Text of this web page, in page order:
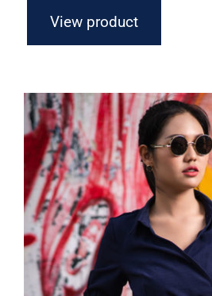
View product
Dark Blouse